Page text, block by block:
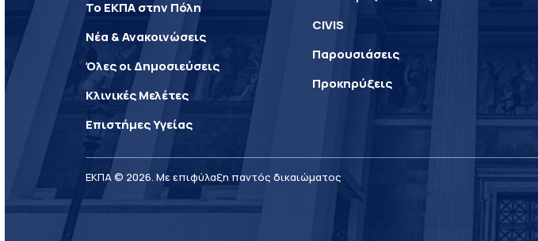
Το ΕΚΠΑ στην Πόλη
Νέα & Ανακοινώσεις
Όλες οι Δημοσιεύσεις
Κλινικές Μελέτες
Επιστήμες Υγείας
CIVIS
Παρουσιάσεις
Προκηρύξεις
ΕΚΠΑ © 2026. Με επιφύλαξη παντός δικαιώματος